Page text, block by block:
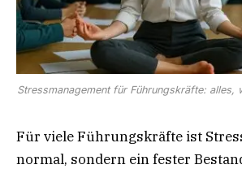
Stressmanagement für Führungskräfte: alles,
Für viele Führungskräfte ist
normal, sondern ein fester